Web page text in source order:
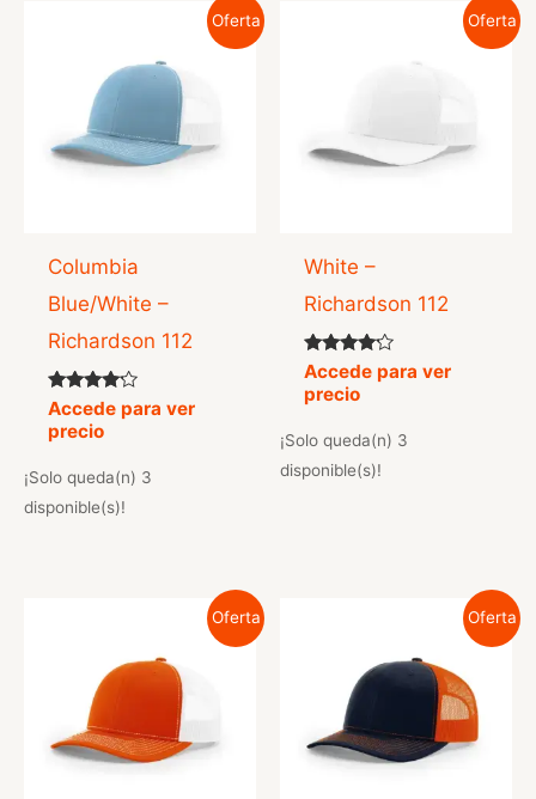
Oferta
Columbia
Blue/White –
Richardson 112
Valorado
con
4.00
Accede para ver
precio
¡Solo queda(n) 3
disponible(s)!
Oferta
White –
Richardson 112
Valorado
con
4.00
Accede para ver
precio
¡Solo queda(n) 3
disponible(s)!
Oferta Oferta